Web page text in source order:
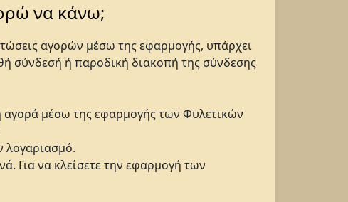
να κάνω;
αγορών μέσω της εφαρμογής, υπάρχει
σύνδεσή ή παροδική διακοπή της σύνδεσης
μέσω της εφαρμογής των Φυλετικών
λογαριασμό.
Για να κλείσετε την εφαρμογή των